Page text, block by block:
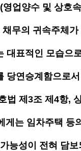
업양수 및 상호
무의 귀속주체
표적인 모습으
당연승계함으로
제3조 제4항,
는 임차주택 등
능성이 전혀 담